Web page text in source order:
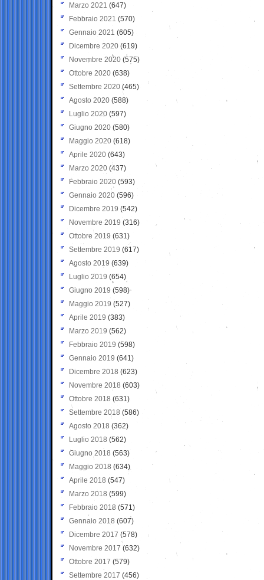
Marzo 2021 (647)
Febbraio 2021 (570)
Gennaio 2021 (605)
Dicembre 2020 (619)
Novembre 2020 (575)
Ottobre 2020 (638)
Settembre 2020(465)
Agosto 2020 (588)
Luglio 2020 (597)
Giugno 2020 (580)
Maggio 2020 (618)
Aprile 2020 (643)
Marzo 2020 (437)
Febbraio 2020 (593)
Gennaio 2020 (596)
Dicembre 2019 (542)
Novembre 2019 (316)
Ottobre 2019 (631)
Settembre 2019 (617)
Agosto 2019 (639)
Luglio 2019 (654)
Giugno 2019 (598)
Maggio 2019 (527)
Aprile 2019 (383)
Marzo 2019 (562)
Febbraio 2019 (598)
Gennaio 2019 (641)
Dicembre 2018 (623)
Novembre 2018 (603)
Ottobre 2018 (631)
Settembre 2018 (586)
Agosto 2018 (362)
Luglio 2018 (562)
Giugno 2018 (563)
Maggio 2018 (634)
Aprile 2018 (547)
Marzo 2018 (599)
Febbraio 2018 (571)
Gennaio 2018 (607)
Dicembre 2017 (578)
Novembre 2017 (632)
Ottobre 2017 (579)
Settembre 2017 (456)